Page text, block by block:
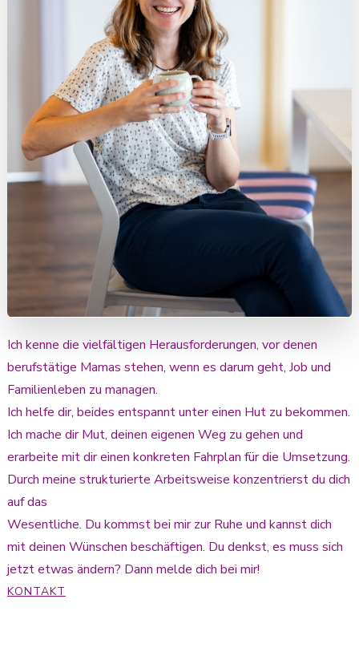
Ich kenne die vielfältigen Herausforderungen, vor denen
berufstätige Mamas stehen, wenn es darum geht, Job und
Familienleben zu managen.
Ich helfe dir, beides entspannt unter einen Hut zu bekommen.
Ich mache dir Mut, deinen eigenen Weg zu gehen und
erarbeite mit dir einen konkreten Fahrplan für die Umsetzung.
Durch meine strukturierte Arbeitsweise konzentrierst du dich
auf das
Wesentliche. Du kommst bei mir zur Ruhe und kannst dich
mit deinen Wünschen beschäftigen. Du denkst, es muss sich
jetzt etwas ändern? Dann melde dich bei mir!
KONTAKT